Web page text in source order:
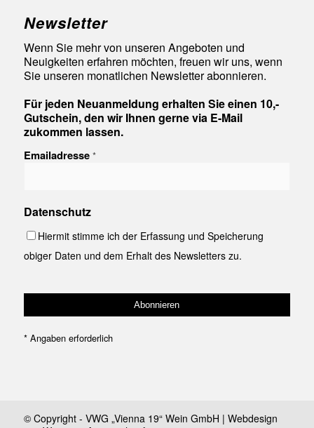
Newsletter
Wenn Sie mehr von unseren Angeboten und
Neuigkeiten erfahren möchten, freuen wir uns, wenn
Sie unseren monatlichen Newsletter abonnieren.
Für jeden Neuanmeldung erhalten Sie einen 10,-
Gutschein, den wir Ihnen gerne via E-Mail
zukommen lassen.
Emailadresse *
Datenschutz
Hiermit stimme ich der Erfassung und Speicherung
obiger Daten und dem Erhalt des Newsletters zu.
*Angaben erforderlich
© Copyright - VWG „Vienna 19“ Wein GmbH | Webdesign